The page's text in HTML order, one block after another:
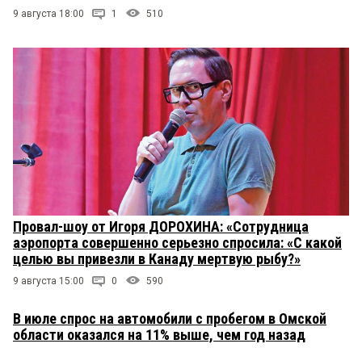
9 августа 18:00 1 510
Провал-шоу от Игоря ДОРОХИНА: «Сотрудница
аэропорта совершенно серьезно спросила: «С какой
целью вы привезли в Канаду мертвую рыбу?»
9 августа 15:00 0 590
В июле спрос на автомобили с пробегом в Омской
области оказался на 11% выше, чем год назад